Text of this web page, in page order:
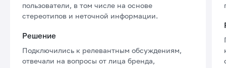
пользователи, в том числе на основе
стереотипов и неточной информации.
Решение
Подключились к релевантным обсуждениям,
отвечали на вопросы от лица бренда,